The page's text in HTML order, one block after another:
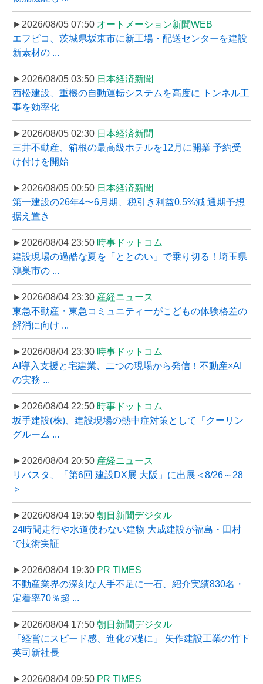
►2026/08/05 07:50 オートメーション新聞WEB
エフピコ、茨城県坂東市に新工場・配送センターを建設
新素材の ...
►2026/08/05 03:50 日本経済新聞
西松建設、重機の自動運転システムを高度に トンネル工
事を効率化
►2026/08/05 02:30 日本経済新聞
三井不動産、箱根の最高級ホテルを12月に開業 予約受
け付けを開始
►2026/08/05 00:50 日本経済新聞
第一建設の26年4〜6月期、税引き利益0.5%減 通期予想
据え置き
►2026/08/04 23:50 時事ドットコム
建設現場の過酷な夏を「ととのい」で乗り切る！埼玉県
鴻巣市の ...
►2026/08/04 23:30 産経ニュース
東急不動産・東急コミュニティーがこどもの体験格差の
解消に向け ...
►2026/08/04 23:30 時事ドットコム
AI導入支援と宅建業、二つの現場から発信！不動産×AI
の実務 ...
►2026/08/04 22:50 時事ドットコム
坂手建設(株)、建設現場の熱中症対策として「クーリン
グルーム ...
►2026/08/04 20:50 産経ニュース
リバスタ、「第6回 建設DX展 大阪」に出展＜8/26～28
＞
►2026/08/04 19:50 朝日新聞デジタル
24時間走行や水道使わない建物 大成建設が福島・田村
で技術実証
►2026/08/04 19:30 PR TIMES
不動産業界の深刻な人手不足に一石、紹介実績830名・
定着率70％超 ...
►2026/08/04 17:50 朝日新聞デジタル
「経営にスピード感、進化の礎に」 矢作建設工業の竹下
英司新社長
►2026/08/04 09:50 PR TIMES